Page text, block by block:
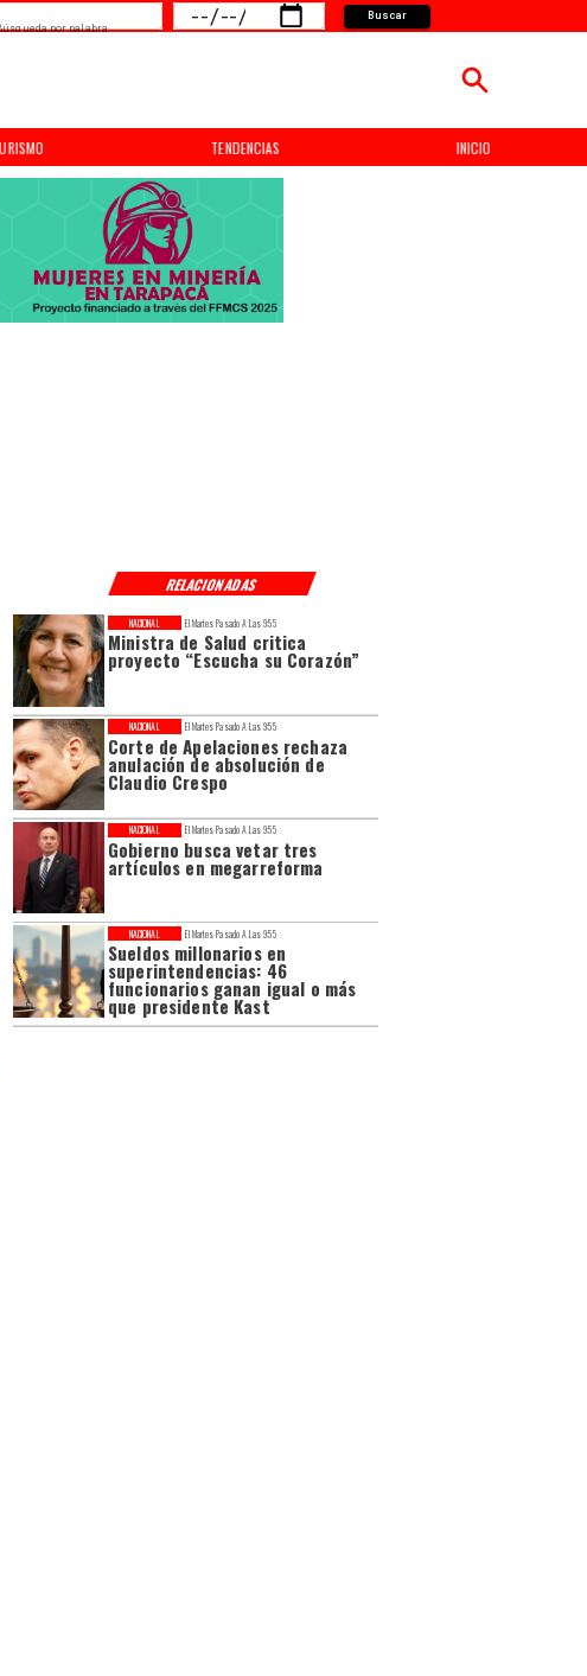
TENDENCIAS INICIO
Buscar
por palabra
RELACIONADAS
El Martes Pasado A Las 9:55
Ministra de Salud critica
proyecto “Escucha su Corazón”
NACIONAL
El Martes Pasado A Las 9:55
Corte de Apelaciones rechaza
anulación de absolución de
Claudio Crespo
NACIONAL
El Martes Pasado A Las 9:55
Gobierno busca vetar tres
artículos en megarreforma
NACIONAL
El Martes Pasado A Las 9:55
Sueldos millonarios en
superintendencias: 46
funcionarios ganan igual o más
que presidente Kast
NACIONAL